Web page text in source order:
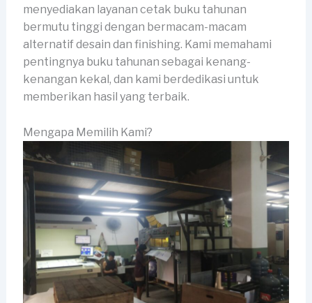
menyediakan layanan cetak buku tahunan
bermutu tinggi dengan bermacam-macam
alternatif desain dan finishing. Kami memahami
pentingnya buku tahunan sebagai kenang-
kenangan kekal, dan kami berdedikasi untuk
memberikan hasil yang terbaik.
Mengapa Memilih Kami?